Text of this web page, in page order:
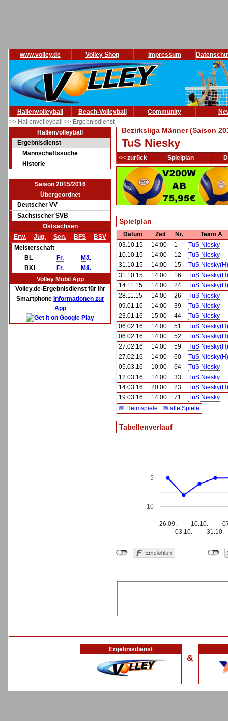
www.volley.de Volley Shop Impressum
Hallenvolleyball Beach-Volleyball Community
>> Hallenvolleyball >> Ergebnisdienst
Hallenvolleyball
Ergebnisdienst
Mannschaftssuche
Historie
Saison 2015/2016
Übergeordnet
Deutscher VV
Sächsischer SVB
Ostsachsen
Erw.
Jug. Sen. BFS
BSV
Meisterschaft
BL
Fr.
Mä.
BKl
Fr.
Mä.
Volley Mobil App
Volley.de-Ergebnisdienst für Ihr
Smartphone Informationen zur
App
Bezirksliga Männer (Saison
TuS Niesky
<< zurück Spielplan
Spielplan
Datum Zeit Nr.
Team A
03.10.15
14:00 1
TuS Niesky
10.10.15
14:00 12
TuS Niesky
31.10.15
14:00 15
TuS Niesky(H)
31.10.15
14:00 16
TuS Niesky(H)
14.11.15
14:00 24
TuS Niesky(H)
28.11.15
14:00 26
TuS Niesky
09.01.16
14:00 39
TuS Niesky
23.01.16
15:00 44
TuS Niesky
06.02.16
14:00 51
TuS Niesky(H)
06.02.16
14:00 52
TuS Niesky(H)
27.02.16
14:00 59
TuS Niesky(H)
27.02.16
14:00 60
TuS Niesky(H)
05.03.16
10:00 64
TuS Niesky
12.03.16
14:00 33
TuS Niesky
14.03.16
20:00 23
TuS Niesky(H)
19.03.16
14:00 71
TuS Niesky
📅 Heimspiele
📅 alle Spiele
Tabellenverlauf
26.09.
03.10.
10.10.
31.10.
5
10
Ergebnisdienst
&